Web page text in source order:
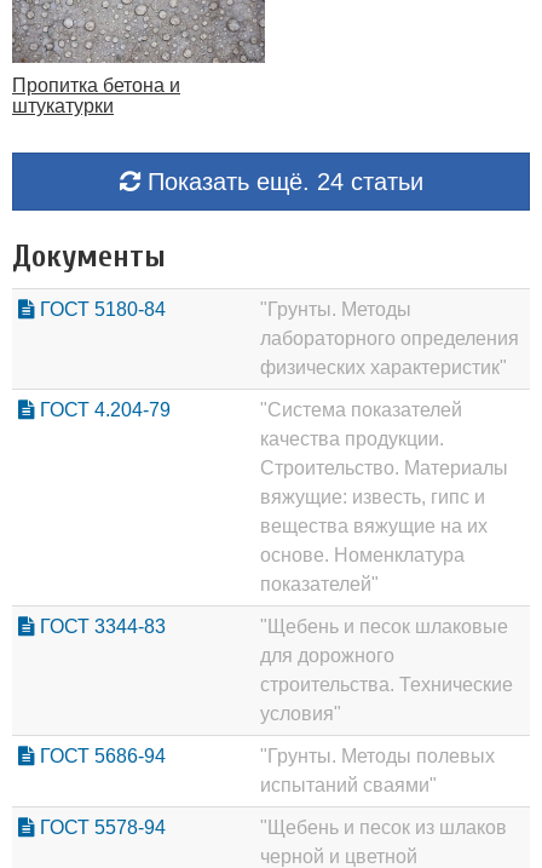
Пропитка бетона и
штукатурки
Показать ещё. 24 статьи
Документы
ГОСТ 5180-84
"Грунты. Методы
лабораторного определения
физических характеристик"
ГОСТ 4.204-79
"Система показателей
качества продукции.
Строительство. Материалы
вяжущие: известь, гипс и
вещества вяжущие на их
основе. Номенклатура
показателей"
ГОСТ 3344-83
"Щебень и песок шлаковые
для дорожного
строительства. Технические
условия"
ГОСТ 5686-94
"Грунты. Методы полевых
испытаний сваями"
ГОСТ 5578-94
"Щебень и песок из шлаков
черной и цветной